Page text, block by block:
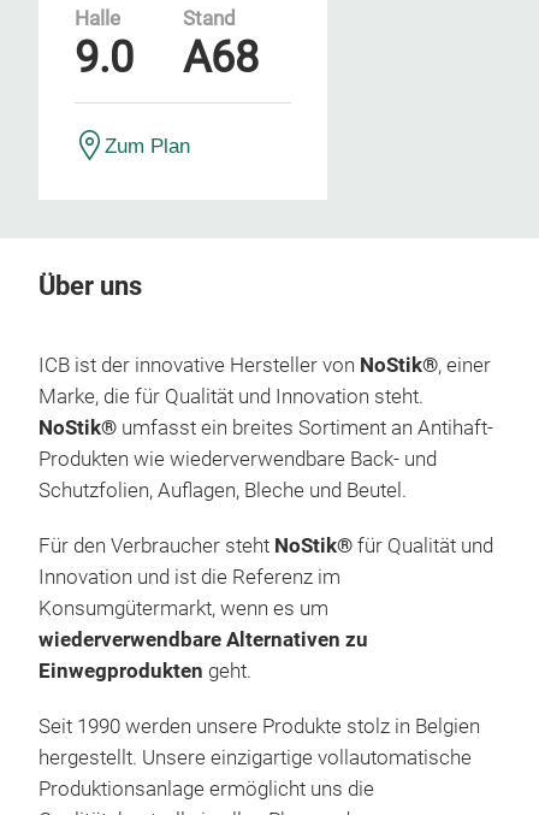
Halle
9.0
Stand
A68
Zum Plan
Über uns
ICB ist der innovative Hersteller von NoStik®, einer
Marke, die für Qualität und Innovation steht.
NoStik® umfasst ein breites Sortiment an Antihaft-
Produkten wie wiederverwendbare Back- und
Schutzfolien, Auflagen, Bleche und Beutel.
Für den Verbraucher steht NoStik® für Qualität und
Innovation und ist die Referenz im
Konsumgütermarkt, wenn es um
wiederverwendbare Alternativen zu
Einwegprodukten geht.
Seit 1990 werden unsere Produkte stolz in Belgien
hergestellt. Unsere einzigartige vollautomatische
Produktionsanlage ermöglicht uns die